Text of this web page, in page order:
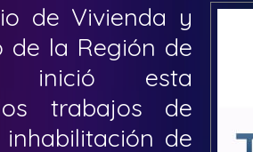
de Vivienda y
de la Región de
inició esta
trabajos de
de